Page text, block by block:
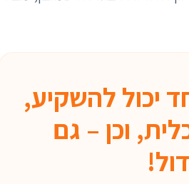
יכול להשקיע,
וכן – גם